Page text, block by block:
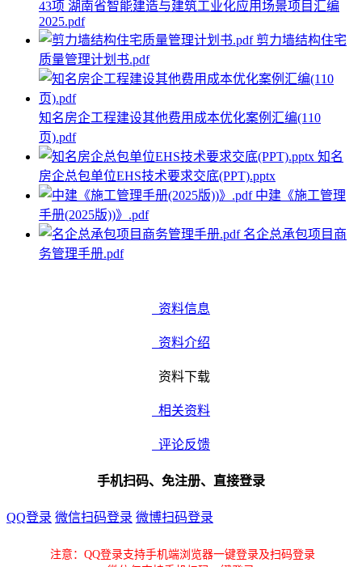
43项 湖南省智能建造与建筑工业化应用场景项目汇编
2025.pdf
剪力墙结构住宅
质量管理计划书.pdf
知名房企工程建设其他费用成本优化案例汇编(110
页).pdf
知名
房企总包单位EHS技术要求交底(PPT).pptx
中建《施工管理
手册(2025版))》.pdf
名企总承包项目商
务管理手册.pdf
资料信息
资料介绍
资料下载
相关资料
评论反馈
手机扫码、免注册、直接登录
QQ登录 微信扫码登录 微博扫码登录
注意：QQ登录支持手机端浏览器一键登录及扫码登录